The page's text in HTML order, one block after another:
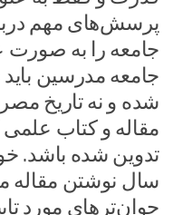
پرسش‌های مهم
جامعه را به صورت
جامعه مدرسین باید
شده و نه تاریخ
مقاله و کتاب
تدوین شده باشد.
سال نوشتن مقاله
جوان‌ترهای مورد